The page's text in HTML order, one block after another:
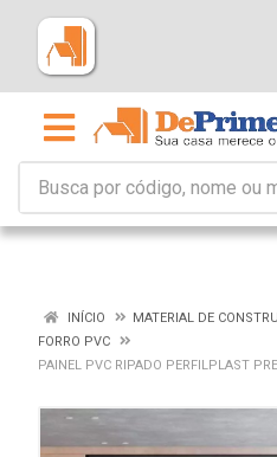
INÍCIO
MATERIAL DE
FORRO PVC
PAINEL PVC RIPADO PERFILPLAST